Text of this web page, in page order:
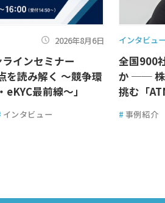
2026年8月6日
インセミナー
を読み解く ～競争環
最前線～」
インタビュー
インタビュ
全国900
か ── 株
挑む「
# 事例紹介